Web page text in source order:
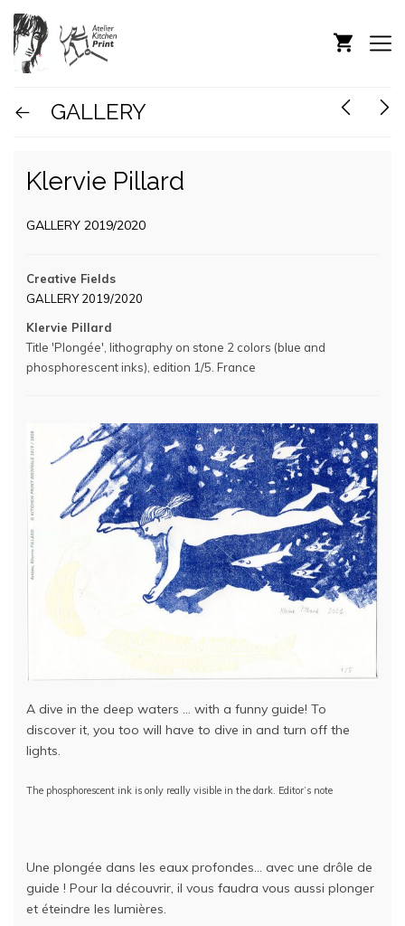
GALLERY
Klervie Pillard
GALLERY 2019/2020
Creative Fields
GALLERY 2019/2020
Klervie Pillard
Title 'Plongée', lithography on stone 2 colors (blue and
phosphorescent inks), edition 1/5. France
A dive in the deep waters … with a funny guide! To
discover it, you too will have to dive in and turn off the
lights.
The phosphorescent ink is only really visible in the dark. Editor’s note
Une plongée dans les eaux profondes… avec une drôle de
guide ! Pour la découvrir, il vous faudra vous aussi plonger
et éteindre les lumières.